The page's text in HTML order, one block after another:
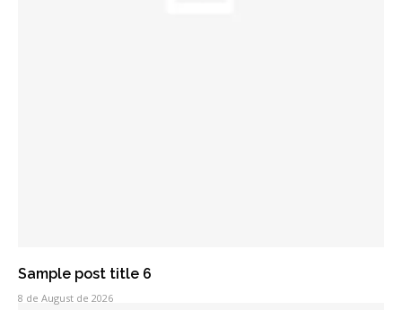
Sample post title 6
8 de August de 2026